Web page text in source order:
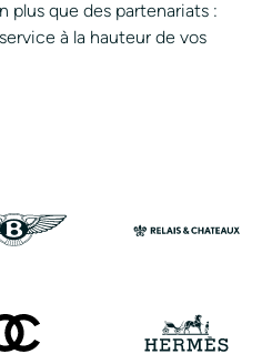
plus que des partenariats :
à la hauteur de vos